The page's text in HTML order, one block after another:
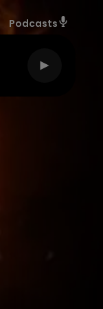
Podcasts